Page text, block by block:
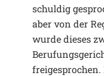
schuldig
aber von der
wurde dieses